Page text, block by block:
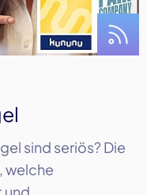
sind seriös? Die
welche